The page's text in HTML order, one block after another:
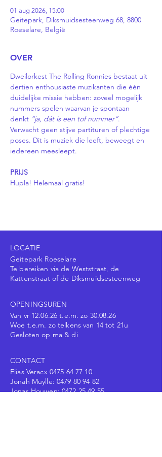
01 aug 2026, 15:00
Geitepark, Diksmuidsesteenweg 68, 8800
Roeselare, België
OVER
Dweilorkest The Rolling Ronnies bestaat uit
dertien enthousiaste muzikanten die één
duidelijke missie hebben: zoveel mogelijk
nummers spelen waarvan je spontaan
denkt “ja, dát is een tof nummer”.
Verwacht geen stijve partituren of plechtige
poses. Dit is muziek die leeft, beweegt en
iedereen meesleept.
PRIJS
Hupla! Helemaal gratis!
LOCATIE
Geitepark Roeselare
Te bereiken via de Weststraat, de
Kattenstraat of de Diksmuidsesteenweg
OPENINGSUREN
Van vr 12.06.26 t.e.m. zo 30.08.26
Woe t.e.m. zo telkens van 14 tot 21u
Gesloten op ma & di
CONTACT
Elias Veracx 0475 64 77 10
Jonah Muylle: 0479 80 94 82
Jonas Houwen:0472 25 49 55